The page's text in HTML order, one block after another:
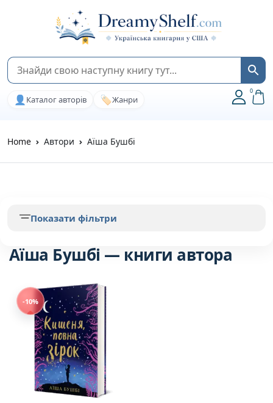
👤 Каталог авторів 🏷️Жанри
0
Home Автори Аїша Бушбі
Аїша Бушбі — книги автора
-10%
Показати фільтри